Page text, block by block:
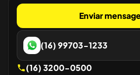
Enviar
(16) 99703-1233
(16) 3200-0500